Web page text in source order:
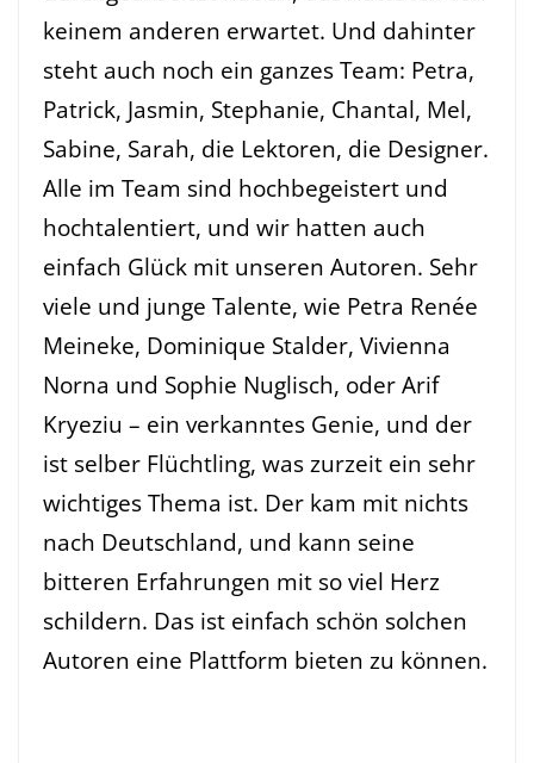
keinem anderen erwartet. Und dahinter
steht auch noch ein ganzes Team: Petra,
Patrick, Jasmin, Stephanie, Chantal, Mel,
Sabine, Sarah, die Lektoren, die Designer.
Alle im Team sind hochbegeistert und
hochtalentiert, und wir hatten auch
einfach Glück mit unseren Autoren. Sehr
viele und junge Talente, wie Petra Renée
Meineke, Dominique Stalder, Vivienna
Norna und Sophie Nuglisch, oder Arif
Kryeziu – ein verkanntes Genie, und der
ist selber Flüchtling, was zurzeit ein sehr
wichtiges Thema ist. Der kam mit nichts
nach Deutschland, und kann seine
bitteren Erfahrungen mit so viel Herz
schildern. Das ist einfach schön solchen
Autoren eine Plattform bieten zu können.